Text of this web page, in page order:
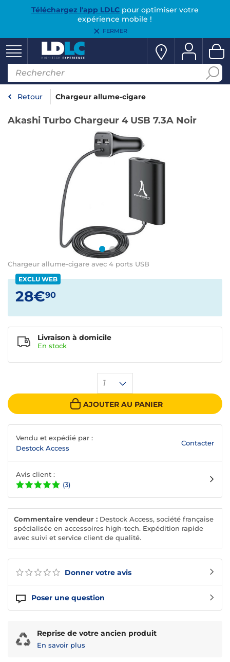
Téléchargez l'app LDLCpour optimiser votre
expérience mobile !
FERMER
Retour Chargeur allume-cigare
Akashi Turbo Chargeur 4 USB 7.3A Noir
Chargeur allume-cigare avec 4 ports USB
Donner votre avis
Poser une question
EXCLU WEB
28€90
1
AJOUTER AU PANIER
Livraison à domicile
En stock
Vendu et expédié par :
Destock Access
Contacter
Avis client :
(3)
Commentaire vendeur : Destock Access, société française
spécialisée en accessoires high-tech. Expédition rapide
avec suivi et service client de qualité.
Reprise de votre ancien produit
En savoir plus